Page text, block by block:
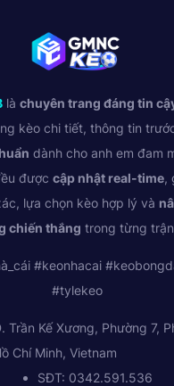
là chuyên trang đáng tin
kèo chi tiết, thông tin
dành cho anh em đam
được cập nhật real-time,
lựa chọn kèo hợp lý và
chiến thắng trong từng
#keonhacai
#tylekeo
Trần Kế Xương, Phường 7,
Chí Minh, Vietnam
SĐT: 0342.591.536